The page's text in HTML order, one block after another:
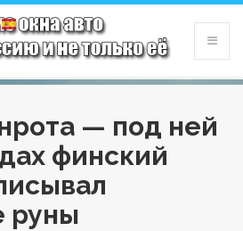
— под ней
финский
руны